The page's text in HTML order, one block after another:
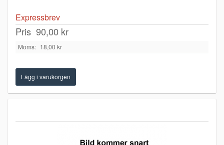
Expressbrev
Pris 90,00 kr
Moms: 18,00 kr